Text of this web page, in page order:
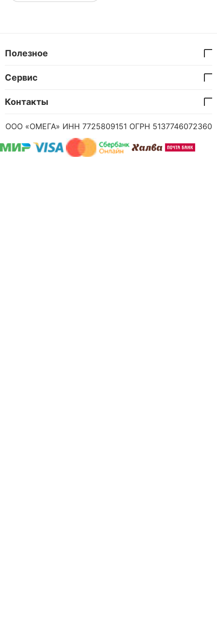
Полезное
Сервис
Контакты
ООО «ОМЕГА» ИНН 7725809151 ОГРН 5137746072360